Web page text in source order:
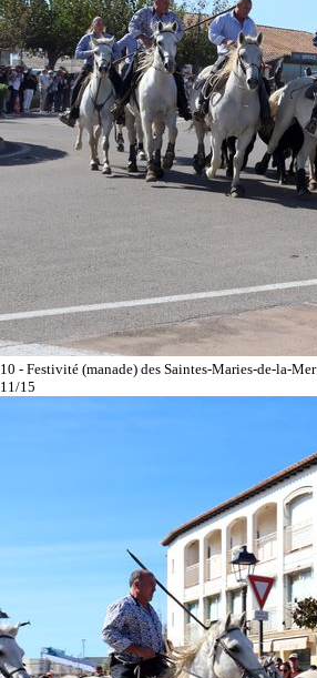
10 - Festivité (manade) des Saintes-Maries-de-la-Mer
11/15